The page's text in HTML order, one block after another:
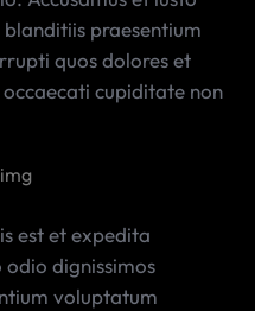
praesentium
quos dolores et
cupiditate non
est et expedita
odio dignissimos
voluptatum